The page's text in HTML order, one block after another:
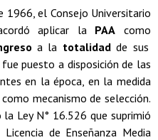
1966, el Consejo Universitario
aplicar la PAA como
a la totalidadde sus
puesto a disposición de las
en la época, en la medida
mecanismo de selección.
Ley N° 16.526 que suprimió
de Enseñanza Media